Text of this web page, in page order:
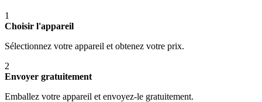
1
Choisir l'appareil
Sélectionnez votre appareil et obtenez votre prix.
2
Envoyer gratuitement
Emballez votre appareil et envoyez-le gratuitement.